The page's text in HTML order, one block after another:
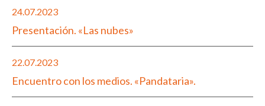
24.07.2023
Presentación. «Las nubes»
22.07.2023
Encuentro con los medios. «Pandataria».